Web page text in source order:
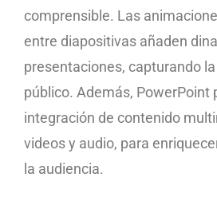
comprensible. Las
entre diapositivas añaden
presentaciones, capturando
público. Además, PowerPoint
integración de contenido
videos y audio, para
la audiencia.